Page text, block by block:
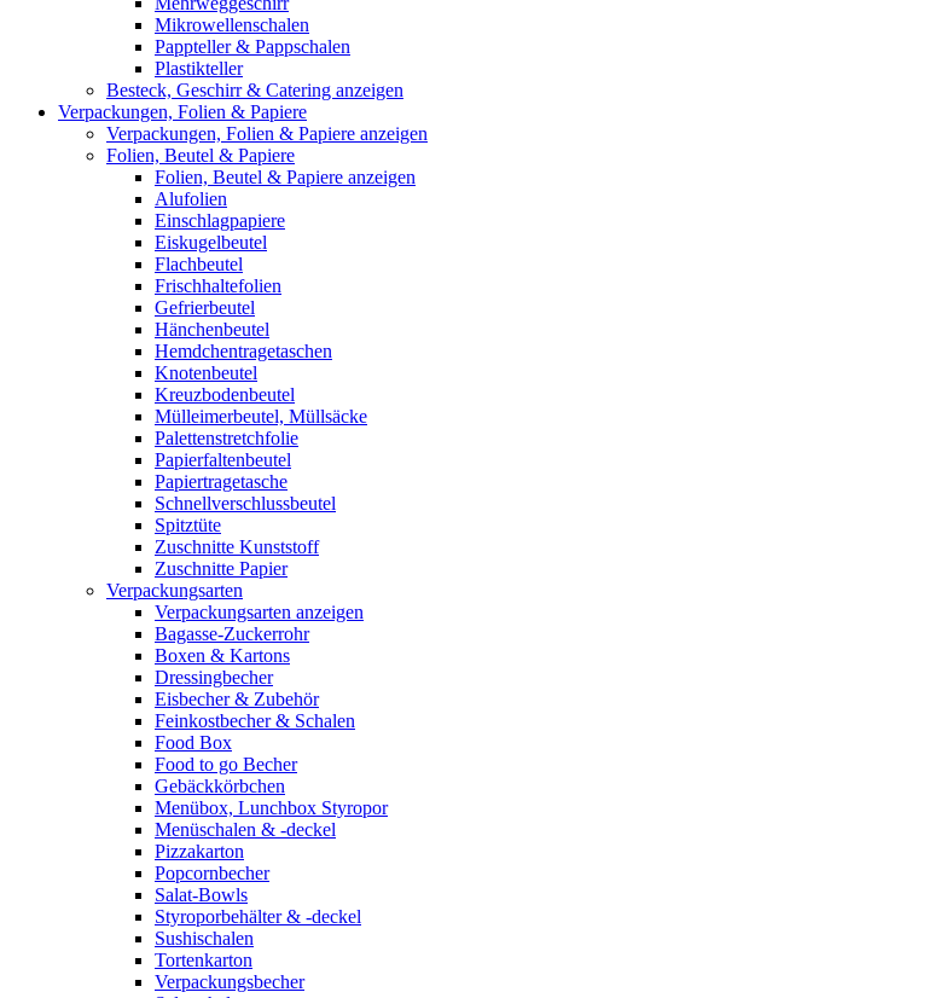
Mikrowellenschalen
Pappteller & Pappschalen
Plastikteller
Besteck, Geschirr & Catering anzeigen
Verpackungen, Folien & Papiere
Verpackungen, Folien & Papiere anzeigen
Folien, Beutel & Papiere
Folien, Beutel & Papiere anzeigen
Alufolien
Einschlagpapiere
Eiskugelbeutel
Flachbeutel
Frischhaltefolien
Gefrierbeutel
Hänchenbeutel
Hemdchentragetaschen
Knotenbeutel
Kreuzbodenbeutel
Mülleimerbeutel, Müllsäcke
Palettenstretchfolie
Papierfaltenbeutel
Papiertragetasche
Schnellverschlussbeutel
Spitztüte
Zuschnitte Kunststoff
Zuschnitte Papier
Verpackungsarten
Verpackungsarten anzeigen
Bagasse-Zuckerrohr
Boxen & Kartons
Dressingbecher
Eisbecher & Zubehör
Feinkostbecher & Schalen
Food Box
Food to go Becher
Gebäckkörbchen
Menübox, Lunchbox Styropor
Menüschalen & -deckel
Pizzakarton
Popcornbecher
Salat-Bowls
Styroporbehälter & -deckel
Sushischalen
Tortenkarton
Verpackungsbecher